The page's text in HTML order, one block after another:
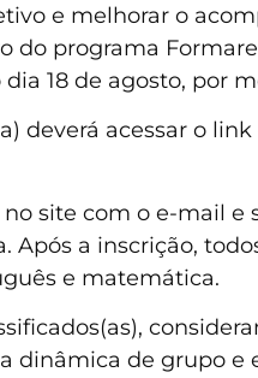
e melhorar o
do programa
18 de agosto, por
deverá acessar o
site com o e-mail
Após a inscrição,
e matemática.
dinâmica de grupo